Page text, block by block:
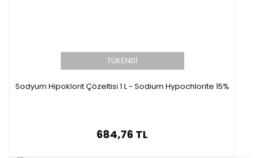
TÜKENDİ
Sodyum Hipoklorit Çözeltisi 1 L - Sodium Hypochlorite 15%
684,76 TL